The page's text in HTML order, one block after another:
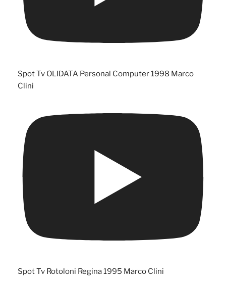
Spot Tv OLIDATA Personal Computer 1998 Marco
Clini
Spot Tv Rotoloni Regina 1995 Marco Clini